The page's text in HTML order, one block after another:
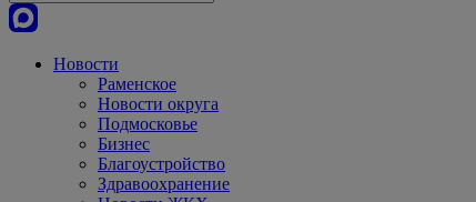
Новости
Раменское
Новости округа
Подмосковье
Бизнес
Благоустройство
Здравоохранение